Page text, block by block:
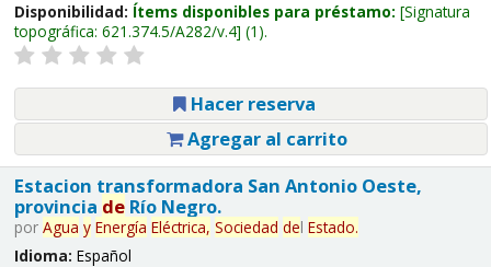
Disponibilidad: Ítems disponibles para préstamo: Signatura
topográfica: 621.374.5/A282/v.4 (1).
Hacer reserva
Agregar al carrito
Estacion transformadora San Antonio Oeste,
provincia deRío Negro.
por Agua y Energía Eléctrica, Sociedad del Estado.
Idioma: Español